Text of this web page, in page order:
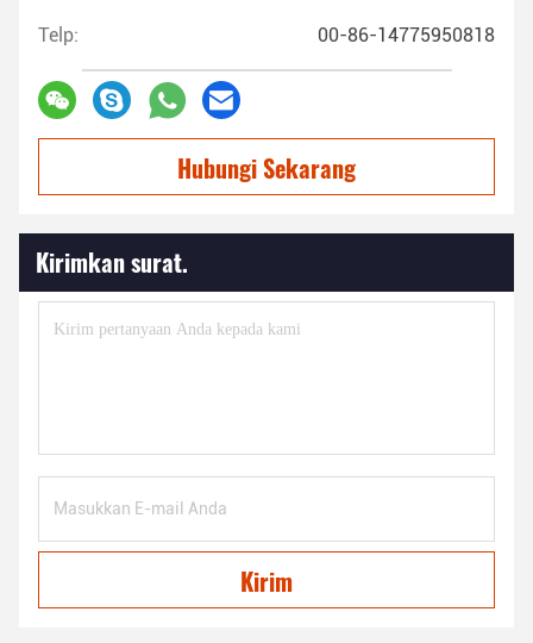
Telp: 00-86-14775950818
Hubungi Sekarang
Kirimkan surat.
Kirim